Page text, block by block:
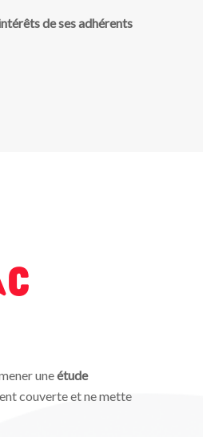
de ses adhérents
uneétude
couverte et ne mette